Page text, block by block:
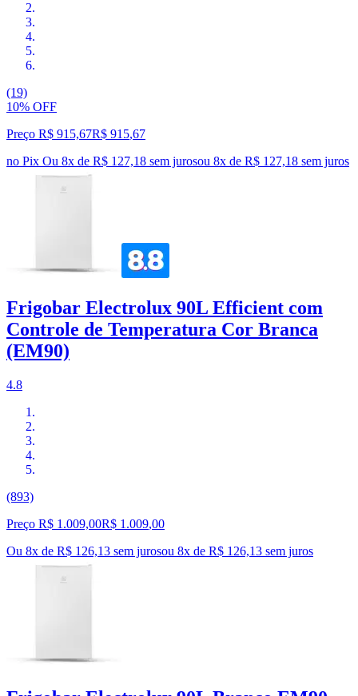
(19)
10% OFF
Preço R$ 915,67R$ 915,67
no Pix Ou 8x de R$ 127,18 sem jurosou 8x de R$ 127,18 sem juros
Frigobar Electrolux 90L Efficient com
Controle de Temperatura Cor Branca
(EM90)
4.8
(893)
Preço R$ 1.009,00R$ 1.009,00
Ou 8x de R$ 126,13 sem jurosou 8x de R$ 126,13 sem juros